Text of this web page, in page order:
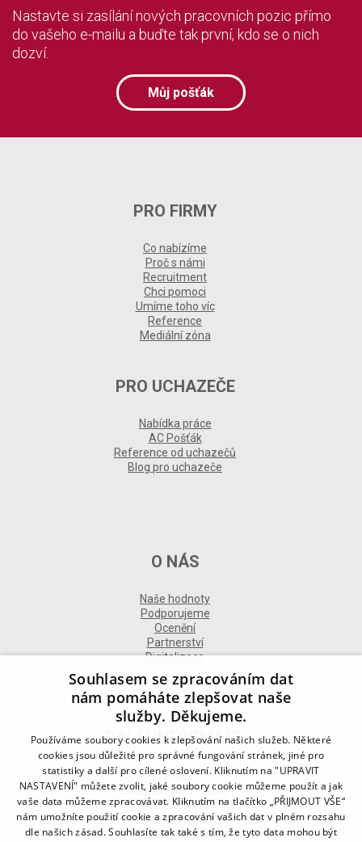
Nastavte si zasílání nových pracovních pozic přímo
do vašeho e-mailu a buďte tak první, kdo se o nich
dozví.
Můj pošťák
PRO FIRMY
Co nabízíme
Proč s námi
Recruitment
Chci pomoci
Umíme toho víc
Reference
Mediální zóna
PRO UCHAZEČE
Nabídka práce
AC Pošťák
Reference od uchazečů
Blog pro uchazeče
O NÁS
Naše hodnoty
Podporujeme
Ocenění
Partnerství
Digitalizace
DALŠÍ INFORMACE
Kontakt
Naše odborné divize
Naše pobočky
Zásady zpracování osobních údajů
Všeobecné podmínky
Souhlasem se zpracováním dat
nám pomáháte zlepšovat naše
služby. Děkujeme.
Používáme soubory cookies k zlepšování našich služeb. Některé
cookies jsou důležité pro správné fungování stránek, jiné pro
statistiky a další pro cílené oslovení. Kliknutím na "UPRAVIT
NASTAVENÍ" můžete zvolit, jaké soubory cookie můžeme použít a jak
vaše data můžeme zpracovávat. Kliknutím na tlačítko „PŘIJMOUT VŠE“
nám umožníte použití cookie a zpracování vašich dat v plném rozsahu
dle našich zásad. Souhlasíte tak také s tím, že tyto data mohou být